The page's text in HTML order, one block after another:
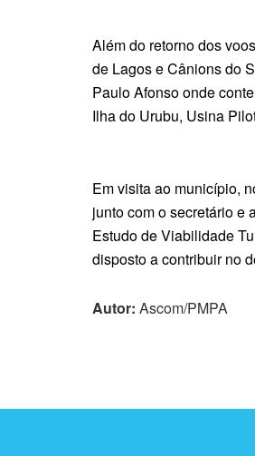
Além do retorno dos
de Lagos e Cânions do
Paulo Afonso onde
Ilha do Urubu, Usina
Em visita ao município,
junto com o secretário e
Estudo de Viabilidade
disposto a contribuir no
Autor: Ascom/PMPA